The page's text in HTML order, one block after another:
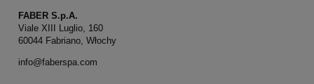
FABER S.p.A.
Viale XIII Luglio, 160
60044 Fabriano, Włochy
info@faberspa.com